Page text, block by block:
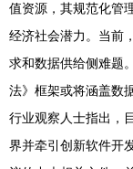
值资源，其规范化管
经济社会潜力。当前
求和数据供给侧难题
法》框架或将涵盖数
行业观察人士指出，
界并牵引创新软件开